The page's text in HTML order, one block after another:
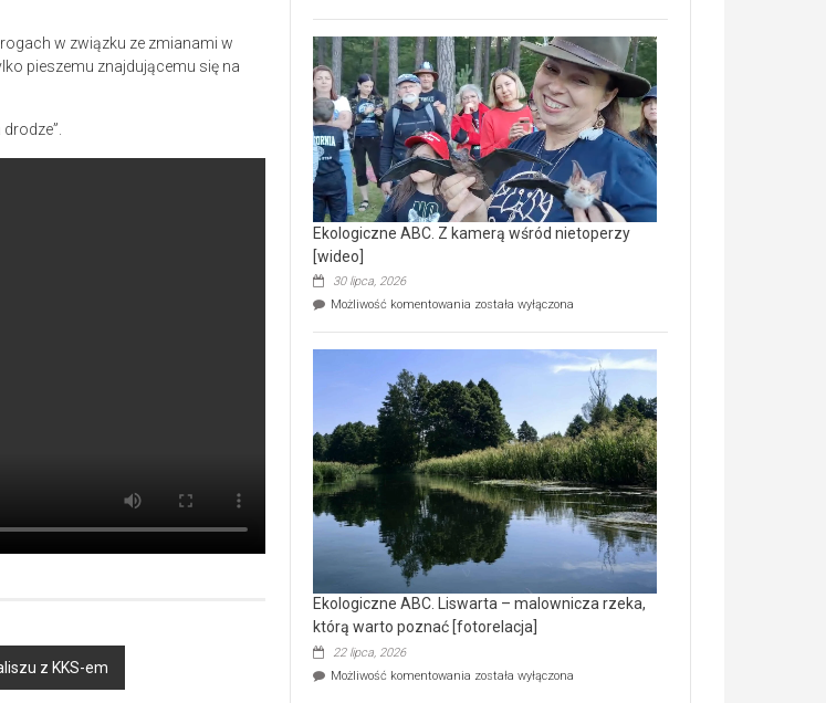
w związku ze zmianami w
pieszemu znajdującemu się na
z KKS-em
–
prawdziwy
skarb
natury
[wideo]
Ekologiczne ABC. Z kamerą wśród nietoperzy
[wideo]
30 lipca, 2026
Możliwość komentowania Ekologiczne
wśród
nietoperzy
[wideo]
została wyłączona
Ekologiczne ABC. Liswarta – malownicza rzeka,
którą warto poznać [fotorelacja]
22 lipca, 2026
Możliwość komentowania Ekologiczne
została wyłączona